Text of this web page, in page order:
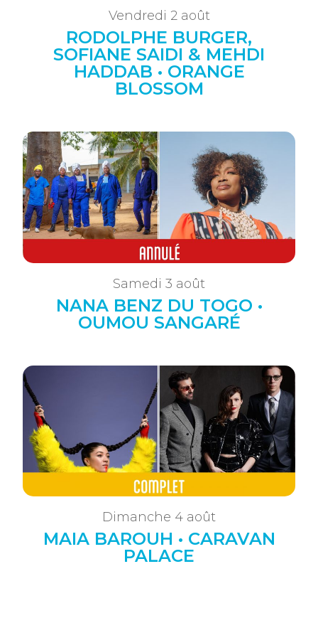
Vendredi 2 août
RODOLPHE BURGER,
SOFIANE SAIDI & MEHDI
HADDAB • ORANGE
BLOSSOM
Samedi 3 août
NANA BENZ DU TOGO •
OUMOU SANGARÉ
Dimanche 4 août
MAIA BAROUH • CARAVAN
PALACE